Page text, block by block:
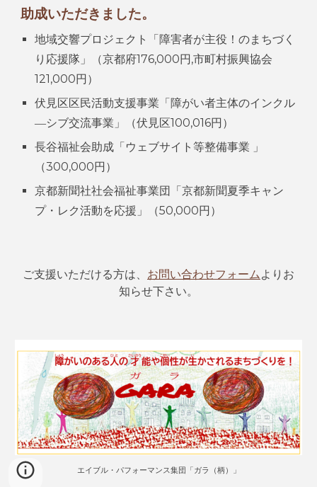
助成いただきました。
地域交響プロジェクト「障害者が主役！のまちづく
り応援隊」（京都府176,000円,市町村振興協会
121,000円）
伏見区区民活動支援事業「障がい者主体のインクル
―シブ交流事業」（伏見区100,016円）
長谷福祉会助成「ウェブサイト等整備事業 」
（300,000円）
京都新聞社社会福祉事業団「京都新聞夏季キャン
プ・レク活動を応援」（50,000円）
ご支援いただける方は、 お問い合わせフォームよりお
知らせ下さい。
エイブル・パフォーマンス集団「ガラ（柄）」